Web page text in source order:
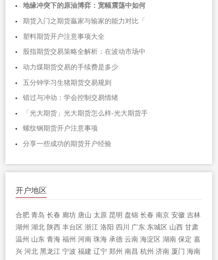
地缘冲突下的原油博弈：宽幅震荡中如何
期货入门之期货贏家与输家的能力对比「
塑料期货开户注意事项大全
股指期货交易策略全解析：在波动市场中
动力煤期货交易的手续费是多少
五分钟学习生猪期货交易规则
错过与冲动：学会控制交易情绪
「光大期货」光大期货怎么样-光大期货手
螺纹钢期货开户注意事项
分享一些成功的期货开户经验
开户地区
合肥 青岛 长春 廊坊 唐山 太原 昆明 盘锦 长春 南京 安徽 吉林
湖州 湖北 陕西 丰台区 浙江 洛阳 四川 广东 东城区 山西 甘肃
温州 山东 青海 福州 河南 珠海 承德 云南 海淀区 湖南 保定 嘉
兴 河北 黑龙江 宁波 福建 辽宁 郑州 南昌 杭州 济南 厦门 海南